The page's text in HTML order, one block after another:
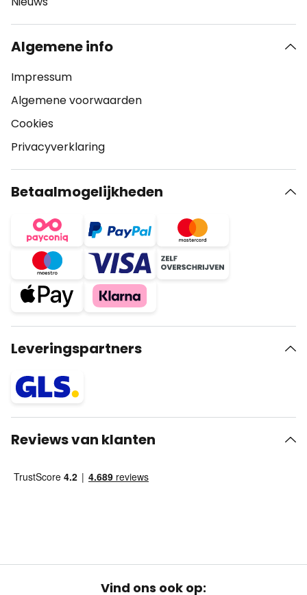
Algemene info
Impressum
Algemene voorwaarden
Cookies
Privacyverklaring
Betaalmogelijkheden
Leveringspartners
Reviews van klanten
Vind ons ook op: